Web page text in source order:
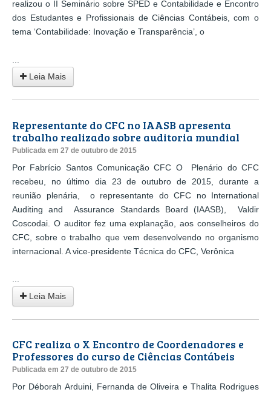
realizou o II Seminário sobre SPED e Contabilidade e Encontro
dos Estudantes e Profissionais de Ciências Contábeis, com o
tema ‘Contabilidade: Inovação e Transparência’, o
Leia Mais
Representante do CFC no IAASB apresenta
trabalho realizado sobre auditoria mundial
Publicada em 27 de outubro de 2015
Por Fabrício Santos Comunicação CFC O Plenário do CFC
recebeu, no último dia 23 de outubro de 2015, durante a
reunião plenária, o representante do CFC no International
Auditing and Assurance Standards Board (IAASB), Valdir
Coscodai. O auditor fez uma explanação, aos conselheiros do
CFC, sobre o trabalho que vem desenvolvendo no organismo
internacional. A vice-presidente Técnica do CFC, Verônica
Leia Mais
CFC realiza o X Encontro de Coordenadores e
Professores do curso de Ciências Contábeis
Publicada em 27 de outubro de 2015
Por Déborah Arduini, Fernanda de Oliveira e Thalita Rodrigues